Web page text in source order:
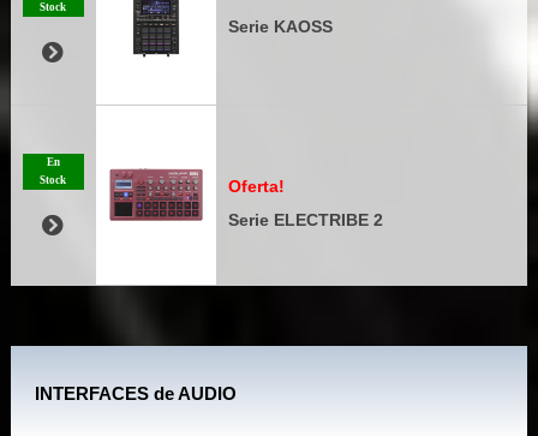
Stock
Serie KAOSS
En
Stock
Oferta!
Serie ELECTRIBE 2
INTERFACES de AUDIO